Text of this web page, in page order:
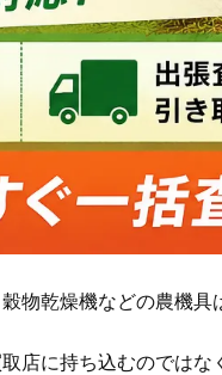
物乾燥機などの農機具
店に持ち込むのではな